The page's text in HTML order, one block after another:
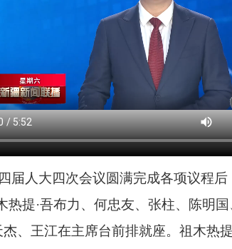
人大四次会议圆满完成各项议程后
热提·吾布力、何忠友、张柱、陈明
、王江在主席台前排就座。祖木热提